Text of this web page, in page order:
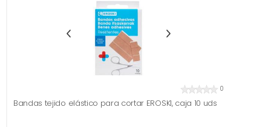
0
Bandas tejido elástico para cortar EROSKI, caja 10 uds